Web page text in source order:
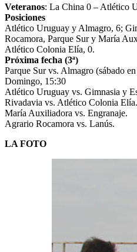
Veteranos: La China 0 – Atlético
Posiciones
Atlético Uruguay y Almagro, 6;
Rocamora, Parque Sur y María
Atlético Colonia Elía, 0.
Próxima fecha (3ª)
Parque Sur vs. Almagro (sábado
Domingo, 15:30
Atlético Uruguay vs. Gimnasia y
Rivadavia vs. Atlético Colonia Elía.
María Auxiliadora vs. Engranaje.
Agrario Rocamora vs. Lanús.
LA FOTO